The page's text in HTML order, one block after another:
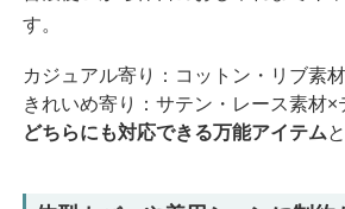
す。
カジュアル寄り：コットン・リブ素
きれいめ寄り：サテン・レース素材
どちらにも対応できる万能アイテム